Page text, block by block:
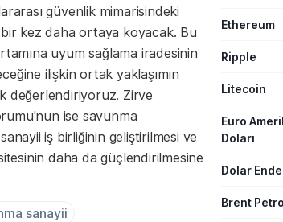
güvenlik mimarisindeki
kez daha ortaya koyacak. Bu
uyum sağlama iradesinin
ilişkin ortak yaklaşımın
değerlendiriyoruz. Zirve
ise savunma
iş birliğinin geliştirilmesi ve
daha da güçlendirilmesine
sanayii
Ethereum
Ripple
Litecoin
Euro
Doları
Dolar
Brent